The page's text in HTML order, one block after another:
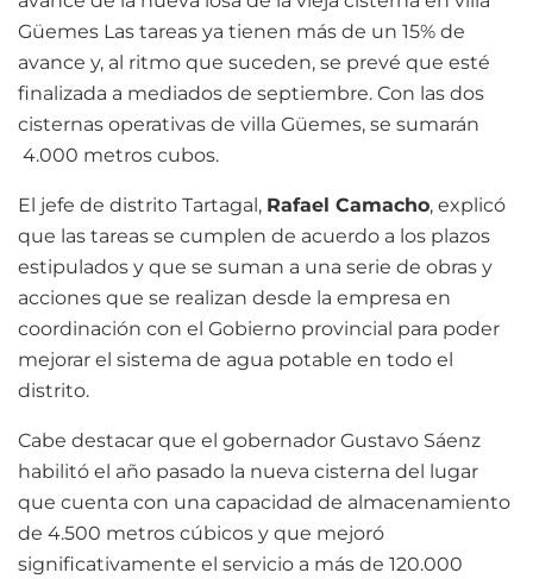
Güemes Las tareas ya tienen más de un 15% de
avance y, al ritmo que suceden, se prevé que esté
finalizada a mediados de septiembre. Con las dos
cisternas operativas de villa Güemes, se sumarán
4.000 metros cubos.
El jefe de distrito Tartagal, Rafael Camacho, explicó
que las tareas se cumplen de acuerdo a los plazos
estipulados y que se suman a una serie de obras y
acciones que se realizan desde la empresa en
coordinación con el Gobierno provincial para poder
mejorar el sistema de agua potable en todo el
distrito.
Cabe destacar que el gobernador Gustavo Sáenz
habilitó el año pasado la nueva cisterna del lugar
que cuenta con una capacidad de almacenamiento
de 4.500 metros cúbicos y que mejoró
significativamente el servicio a más de 120.000